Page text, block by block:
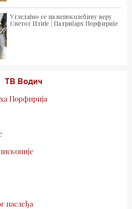
Угледајмо се на непоколебиву веру
Светог Илије | Патријарх Порфирије
ТВ Водич
Порфирија
наслеђа